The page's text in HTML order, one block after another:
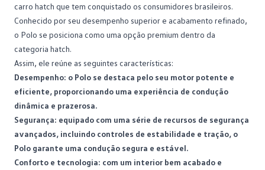
carro hatch que tem conquistado os consumidores brasileiros.
Conhecido por seu desempenho superior e acabamento refinado,
o Polo se posiciona como uma opção premium dentro da
categoria hatch.
Assim, ele reúne as seguintes características:
Desempenho: o Polo se destaca pelo seu motor potente e
eficiente, proporcionando uma experiência de condução
dinâmica e prazerosa.
Segurança: equipado com uma série de recursos de segurança
avançados, incluindo controles de estabilidade e tração, o
Polo garante uma condução segura e estável.
Conforto e tecnologia: com um interior bem acabado e